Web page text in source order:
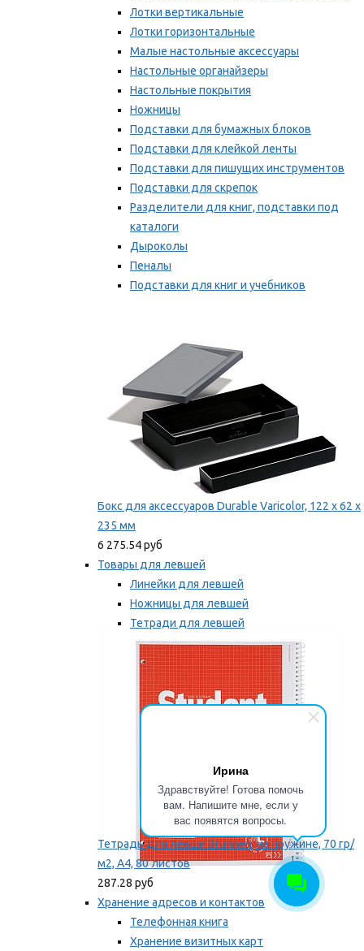
Ирина
Здравствуйте! Готова помочь
вам. Напишите мне, если у
вас появятся вопросы.
Лотки вертикальные
Лотки горизонтальные
Малые настольные аксессуары
Настольные органайзеры
Настольные покрытия
Ножницы
Подставки для бумажных блоков
Подставки для клейкой ленты
Подставки для пишущих инструментов
Подставки для скрепок
Разделители для книг, подставки под
каталоги
Дыроколы
Пеналы
Подставки для книг и учебников
Бокс для аксессуаров Durable Varicolor, 122 x 62 x
235 мм
6 275.54 руб
Товары для левшей
Линейки для левшей
Ножницы для левшей
Тетради для левшей
Точилки для левшей
Мы рекомендуем
Тетрадь для левши Brunnen, на пружине, 70 гр/
м2, А4, 80 листов
287.28 руб
Хранение адресов и контактов
Телефонная книга
Хранение визитных карт